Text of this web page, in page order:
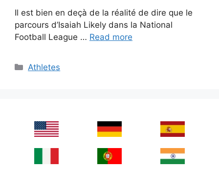
Il est bien en deçà de la réalité de dire que le
parcours d’Isaiah Likely dans la National
Football League … Read more
Categories
Athletes